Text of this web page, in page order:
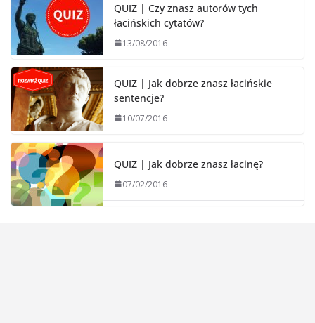
QUIZ | Czy znasz autorów tych
łacińskich cytatów?
13/08/2016
QUIZ | Jak dobrze znasz łacińskie
sentencje?
10/07/2016
QUIZ | Jak dobrze znasz łacinę?
07/02/2016